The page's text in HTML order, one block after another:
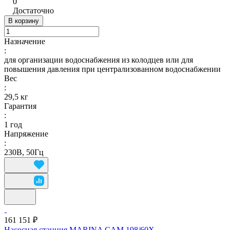
Достаточно
В корзину
Назначение
:
для организации водоснабжения из колодцев или для
повышения давления при централизованном водоснабжении
Вес
:
29,5 кг
Гарантия
:
1 год
Напряжение
:
230В, 50Гц
161 151 ₽